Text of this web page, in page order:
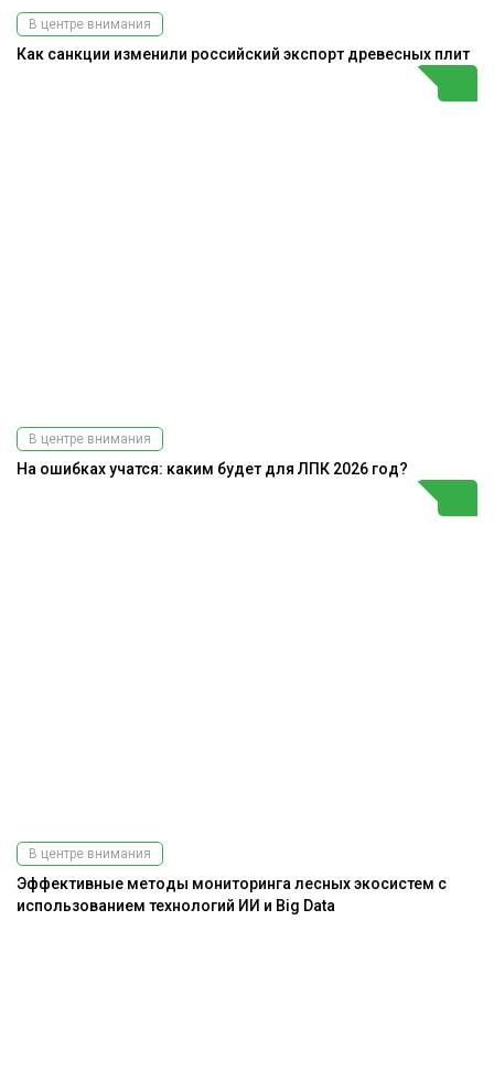
В центре внимания
Как санкции изменили российский экспорт древесных плит
В центре внимания
На ошибках учатся: каким будет для ЛПК 2026 год?
В центре внимания
Эффективные методы мониторинга лесных экосистем с
использованием технологий ИИ и Big Data